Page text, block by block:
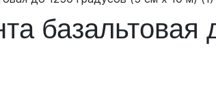
базальтовая